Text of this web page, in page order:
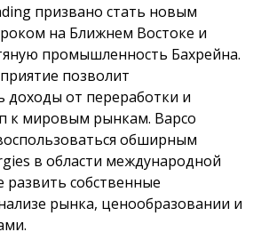
призвано стать новым
на Ближнем Востоке и
промышленность Бахрейна.
позволит
доходы от переработки и
к мировым рынкам. Bapco
обширным
в области международной
развить собственные
рынка, ценообразовании и